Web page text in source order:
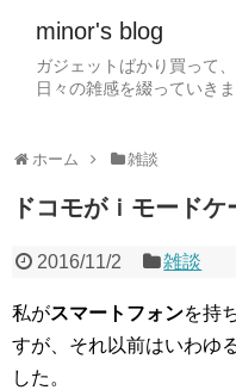
minor's blog
ガジェットばかり買って
日々の雑感を綴っていきま
ホーム 雑談
ドコモがｉモード
2016/11/2 雑談
私がスマートフォンを持
すが、それ以前はいわゆ
した。